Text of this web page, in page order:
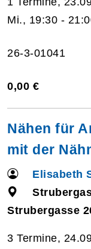
Mi., 19:30 -
26-3-01041
0,00 €
Nähen für
mit der
Elisabeth
Strubergasse
3 Termine,